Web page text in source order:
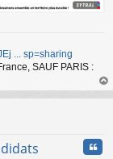
... sp=sharing
SAUF PARIS :
au